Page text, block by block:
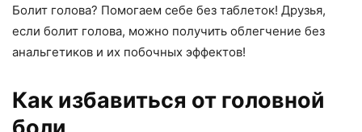
Болит голова? Помогаем себе без таблеток! Друзья,
если болит голова, можно получить облегчение без
анальгетиков и их побочных эффектов!
Как избавиться от головной